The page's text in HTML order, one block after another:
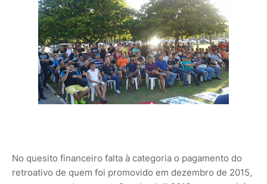
No quesito financeiro falta à categoria o pagamento do
retroativo de quem foi promovido em dezembro de 2015,